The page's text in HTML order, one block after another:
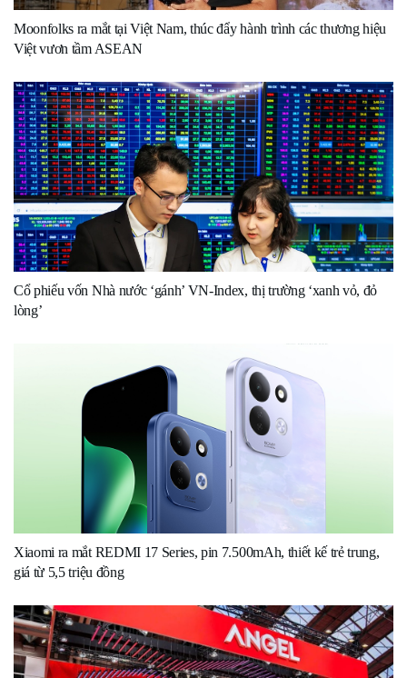
Moonfolks ra mắt tại Việt Nam, thúc đẩy hành trình các thương hiệu
Việt vươn tầm ASEAN
Cổ phiếu vốn Nhà nước ‘gánh’ VN-Index, thị trường ‘xanh vỏ, đỏ
lòng’
Xiaomi ra mắt REDMI 17 Series, pin 7.500mAh, thiết kế trẻ trung,
giá từ 5,5 triệu đồng